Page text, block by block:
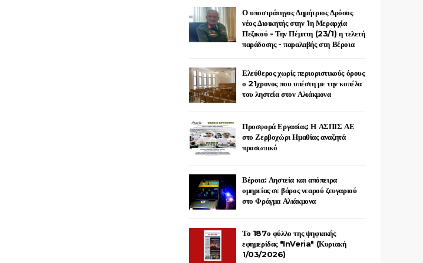
Ο υποστράτηγος Δημήτριος Δρόσος
νέος Διοικητής στην 1η Μεραρχία
Πεζικού - Την Πέμπτη (23/1) η τελετή
παράδοσης - παραλαβής στη Βέροια
Ελεύθερος χωρίς περιοριστικούς όρους
ο 21χρονος που υπέστη με την κοπέλα
του ληστεία στον Αλιάκμονα
Προσφορά Εργασίας: Η ΑΣΠΙΣ ΑΕ
στο Ζερβοχώρι Ημαθίας αναζητά
προσωπικό
Βέροια: Ληστεία και απόπειρα
ομηρείας σε βάρος νεαρού ζευγαριού
στο Φράγμα Αλιάκμονα
Το 187ο φύλλο της ψηφιακής
εφημερίδας "InVeria" (Κυριακή
1/03/2026)